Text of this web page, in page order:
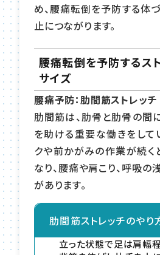
め、腰痛転倒を予防する体
止につながります。
腰痛転倒を予防するス
サイズ
腰痛予防：肋間筋ストレッチ
肋間筋は、肋骨と肋骨の間
を助ける重要な働きをして
クや前かがみの作業が続く
なり、腰痛や肩こり、呼吸の
があります。
肋間筋ストレッチのやり
立った状態で足は肩幅